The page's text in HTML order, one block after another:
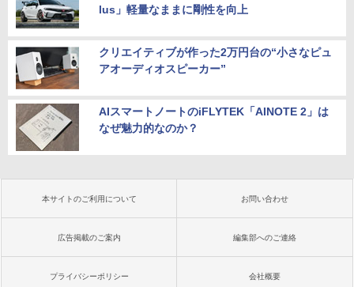
lus」軽量なままに剛性を向上
クリエイティブが作った2万円台の“小さなピュ
アオーディオスピーカー”
AIスマートノートのiFLYTEK「AINOTE 2」は
なぜ魅力的なのか？
本サイトのご利用について お問い合わせ
広告掲載のご案内 編集部へのご連絡
プライバシーポリシー 会社概要